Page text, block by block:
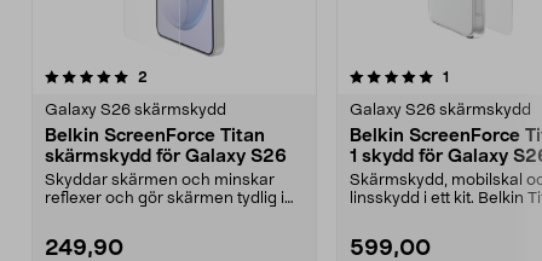
2
Galaxy S26 skärmskydd
Belkin ScreenForce Titan
skärmskydd för Galaxy S26
Skyddar skärmen och minskar
reflexer och gör skärmen tydlig i
249,90
5.0 av 5 stjärnor 1
Galaxy S26 skärmskydd
Belkin ScreenForce
1 skydd för Galaxy
Skärmskydd, mobilskal
linsskydd i ett kit. Belkin
599,00
0.0 av 5 stjärnor